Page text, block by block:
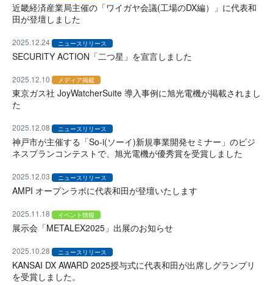
近畿経済産業局主催の「ワイガヤ会議(工場のDX編）」に代表和
田が登壇しました
2025.12.24 ニュースリリース
SECURITY ACTION「二つ星」を宣言しました
2025.12.10 メディア掲載
東京ガス社 JoyWatcherSuite 導入事例に旭光電機が掲載されまし
た
2025.12.08 ニュースリリース
神戸市が主催する「So-i(ソーイ)新規事業開発セミナー」のビジ
ネスプランコンテストで、旭光電機が優秀賞を受賞しました
2025.12.03 ニュースリリース
AMPI オープンラボに代表和田が登壇いたします
2025.11.18 イベント情報
展示会「METALEX2025」出展のお知らせ
2025.10.28 ニュースリリース
KANSAI DX AWARD 2025授与式に代表和田が出席しグランプリ
を受賞しました。